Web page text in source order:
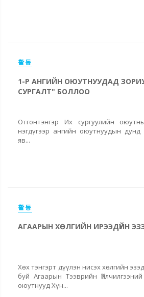
활동
1-Р АНГИЙН ОЮУТНУУДАД
СУРГАЛТ" БОЛЛОО
Отгонтэнгэр Их сургуулийн
нэгдүгээр ангийн оюутнуудын дунд
яв...
활동
АГААРЫН ХӨЛГИЙН ИРЭЭДҮЙН
Хөх тэнгэрт дүүлэн нисэх хөлгийн
буй Агаарын Тээврийн
оюутнууд Хүн...